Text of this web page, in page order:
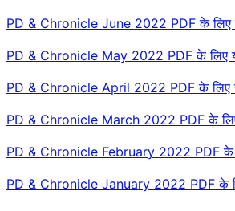
PD & Chronicle June 2022 PDF के लिए
PD & Chronicle May 2022 PDF के लिए
PD & Chronicle April 2022 PDF के लिए
PD & Chronicle March 2022 PDF के
PD & Chronicle February 2022 PDF के
PD & Chronicle January 2022 PDF के